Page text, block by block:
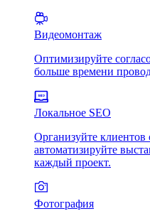
Видеомонтаж
Оптимизируйте
больше времени
Локальное SEO
Организуйте
автоматизируйте
каждый проект.
Фотография